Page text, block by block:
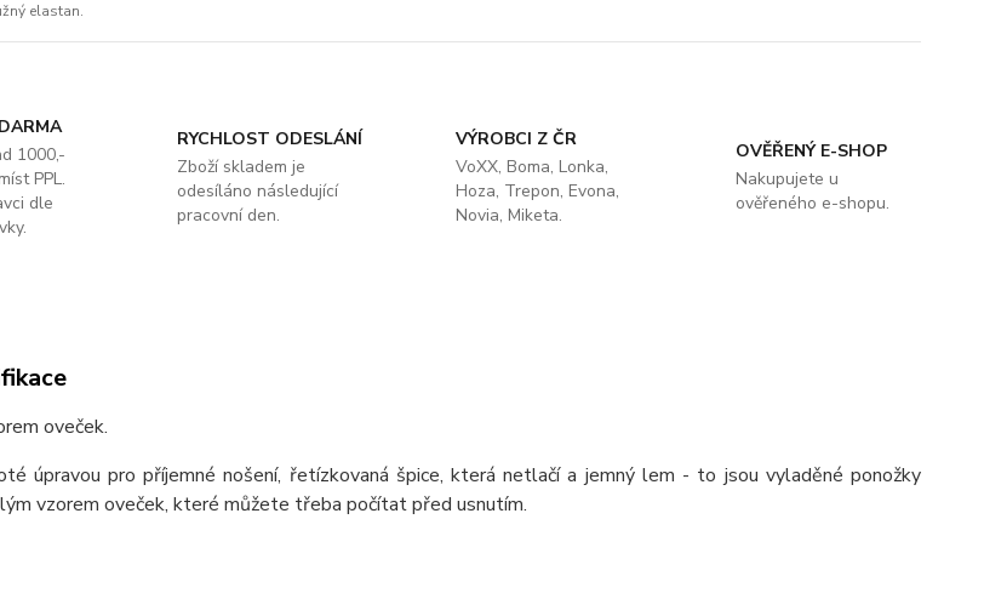
elastan.
1000,-
PPL.
dle
RYCHLOST ODESLÁNÍ
Zboží skladem je
odesíláno následující
pracovní den.
VÝROBCI Z ČR
VoXX, Boma, Lonka,
Hoza, Trepon, Evona,
Novia, Miketa.
OVĚŘENÝ E-SHOP
Nakupujete u
ověřeného e-shopu.
oveček.
úpravou pro příjemné nošení, řetízkovaná špice, která netlačí a jemný lem - to jsou vyladěné ponožky
vzorem oveček, které můžete třeba počítat před usnutím.